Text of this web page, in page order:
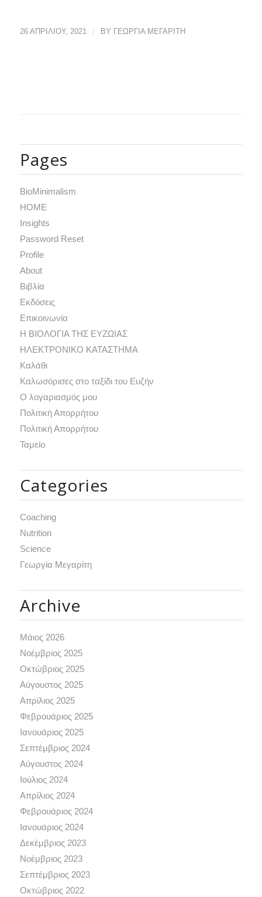
26 ΑΠΡΙΛΊΟΥ, 2021 / BY ΓΕΩΡΓΙΑ ΜΕΓΑΡΙΤΗ
Pages
BioMinimalism
HOME
Insights
Password Reset
Profile
Αbout
Βιβλία
Εκδόσεις
Επικοινωνία
Η ΒΙΟΛΟΓΙΑ ΤΗΣ ΕΥΖΩΙΑΣ
ΗΛΕΚΤΡΟΝΙΚΟ ΚΑΤΑΣΤΗΜΑ
Καλάθι
Καλωσόρισες στο ταξίδι του Ευζήν
Ο λογαριασμός μου
Πολιτική Απορρήτου
Πολιτική Απορρήτου
Ταμείο
Categories
Coaching
Nutrition
Science
Γεωργία Μεγαρίτη
Archive
Μάιος 2026
Νοέμβριος 2025
Οκτώβριος 2025
Αύγουστος 2025
Απρίλιος 2025
Φεβρουάριος 2025
Ιανουάριος 2025
Σεπτέμβριος 2024
Αύγουστος 2024
Ιούλιος 2024
Απρίλιος 2024
Φεβρουάριος 2024
Ιανουάριος 2024
Δεκέμβριος 2023
Νοέμβριος 2023
Σεπτέμβριος 2023
Οκτώβριος 2022